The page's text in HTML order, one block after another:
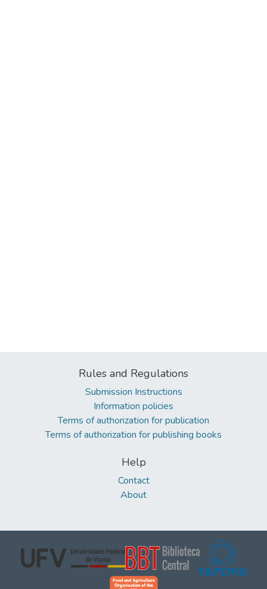
Rules and Regulations
Submission Instructions
Information policies
Terms of authorization for publication
Terms of authorization for publishing books
Help
Contact
About